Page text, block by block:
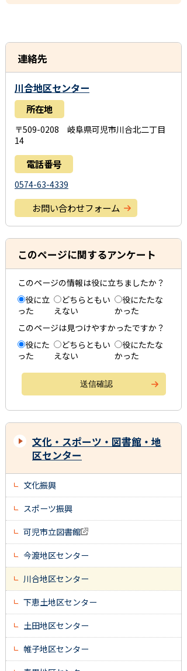
連絡先
川合地区センター
所在地
〒509-0208 岐阜県可児市川合北二丁目
14
電話番号
0574-63-4339
お問い合わせフォーム
このページに関するアンケート
このページの情報は役に立ちましたか？
役に立
った
どちらともい
えない
役にたたな
かった
このページは見つけやすかったですか？
役にた
った
どちらともい
えない
役にたたな
かった
文化・スポーツ・図書館・地
区センター
文化振興
スポーツ振興
可児市立図書館
今渡地区センター
川合地区センター
下恵土地区センター
土田地区センター
帷子地区センター